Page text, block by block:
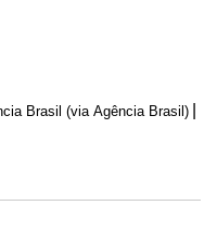
Brasil (via Agência Brasil)